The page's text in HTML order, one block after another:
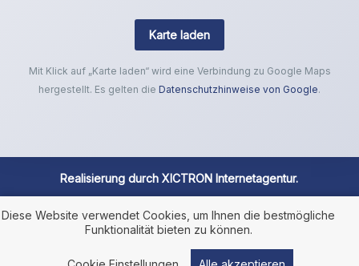
Karte laden
Mit Klick auf „Karte laden“ wird eine Verbindung zu Google Maps
hergestellt. Es gelten die Datenschutzhinweise von Google.
Realisierung durchXICTRON Internetagentur.
Diese Website verwendet Cookies, um Ihnen die bestmögliche
Funktionalität bieten zu können.